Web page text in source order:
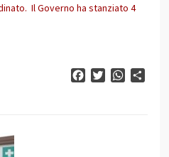
Il Governo ha stanziato 4
FacebookTwitter